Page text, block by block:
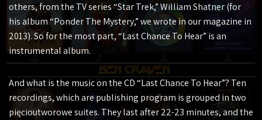
others, from the TV series “Star Trek,” William Shatner (for
his album “Ponder The Mystery,” we wrote in our magazine in
2013). So for the most part, “Last Chance To Hear” is an
instrumental album.
And what is the music on the CD “Last Chance To Hear”? Ten
recordings, which are publishing program is grouped in two
pięcioutworowe suites. They last after 22-23 minutes, and the